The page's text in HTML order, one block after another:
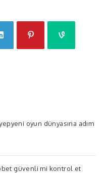
oyun dünyasına adım
güvenli mi kontrol et